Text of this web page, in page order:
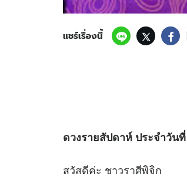
แชร์เรื่องนี้
ดวงรายสัปดาห์ ประจำวัน
สวัสดีค่ะ ชาวราศีพิจิก